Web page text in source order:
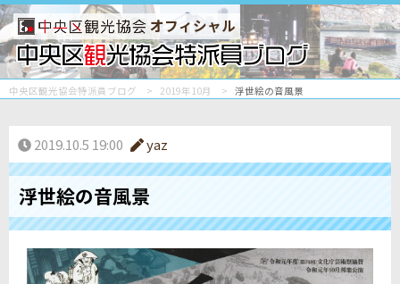
オフィシャル
中央区観光協会特派員ブログ 2019年10月 浮世絵の音風景
2019.10.5 19:00 yaz
浮世絵の音風景